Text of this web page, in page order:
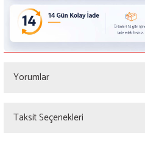
Yorumlar
Taksit Seçenekleri